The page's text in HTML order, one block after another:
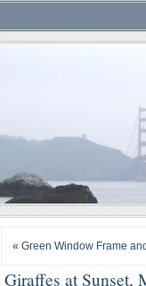
« Green Window Frame
Giraffes at Sunset,